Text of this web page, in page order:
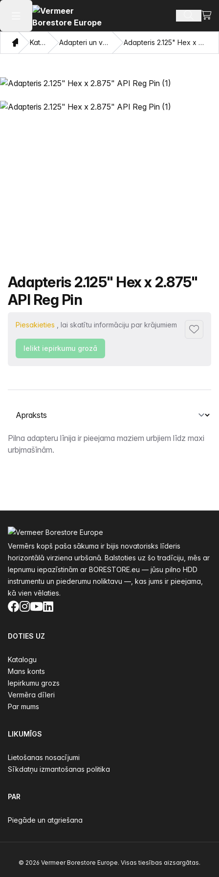
Atvērt galveno izvēlni Meklēt
MājasKatalogu Adapteri un velkamās acis Adapteris 2.125" Hex x 2.875" API Reg Pin
Produkta nosaukums
Adapteris 2.125" Hex x 2.875"
API Reg Pin
Piesakieties , lai skatītu informāciju par krājumiem
Ielikt iepirkumu grozā
Atlasiet cilni
Apraksts
Pilna adapteru līnija ir pieejama maziem urbjiem līdz maxi
urbjmašīnām.
Vermērs kopš paša sākuma ir bijis novatorisks līderis
horizontālā virziena urbšanā. Balstoties uz šo tradīciju, mēs ar
lepnumu iepazīstinām ar BORESTORE.eu — jūsu pilno HDD
instrumentu un piederumu noliktavu —, kas jums ir pieejama,
kā vien vēlaties.
Facebook
Instagram
YouTube
LinkedIn
DOTIES UZ
Katalogu
Mans konts
Iepirkumu grozs
Vermēra dīleri
Par mums
LIKUMĪGS
Lietošanas nosacījumi
Sīkdatņu izmantošanas politika
PAR
Piegāde un atgriešana
© 2026 Vermeer Borestore Europe. Visas tiesības aizsargātas.